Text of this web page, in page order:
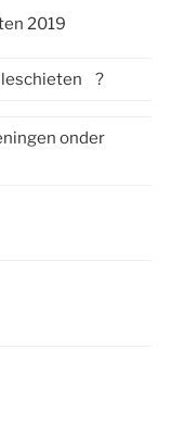
2019
?
onder